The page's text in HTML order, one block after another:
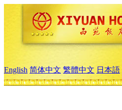
English 简体中文 繁體中文 日本語